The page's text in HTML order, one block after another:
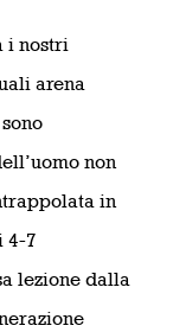
i nostri
arena
non
in
4-7
lezione dalla